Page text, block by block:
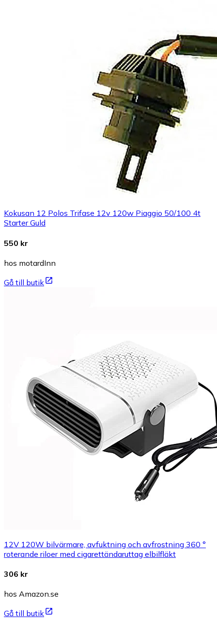
Kokusan 12 Polos Trifase 12v 120w Piaggio 50/100 4t
Starter Guld
550 kr
hos motardInn
Gå till butik
12V 120W bilvärmare, avfuktning och avfrostning 360 °
roterande riloer med cigarettändaruttag elbilfläkt
306 kr
hos Amazon.se
Gå till butik